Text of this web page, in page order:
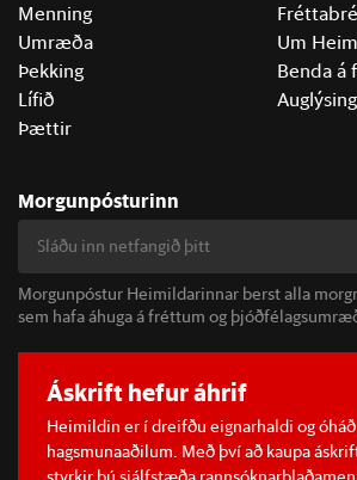
Menning
Umræða
Þekking
Lífið
Þættir
Um
Benda á
Morgunpósturinn
Morgunpóstur Heimildarinnar berst alla
sem hafa áhuga á fréttum og
Áskrift hefur áhrif
Heimildin er í dreifðu eignarhaldi og óháð
hagsmunaaðilum. Með því að kaupa